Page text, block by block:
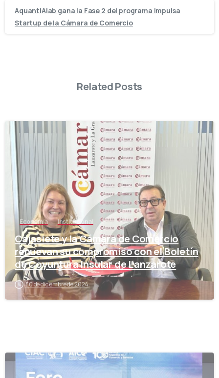
AquantIAlab gana la Fase 2 del programa Impulsa
Startup de la Cámara de Comercio
Related Posts
Economía Institucional
Cajasiete y la Cámara de Comercio
renuevan su compromiso con el Boletín
de Coyuntura Insular de Lanzarote
30 de diciembre de 2024